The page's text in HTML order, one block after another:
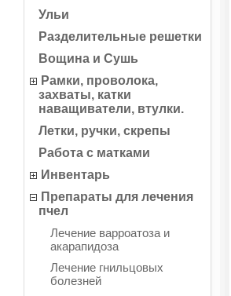
Ульи
Разделительные решетки
Вощина и Сушь
Рамки, проволока,
захваты, катки
наващиватели, втулки.
Летки, ручки, скрепы
Работа с матками
Инвентарь
Препараты для лечения
пчел
Лечение варроатоза и
акарапидоза
Лечение гнильцовых
болезней